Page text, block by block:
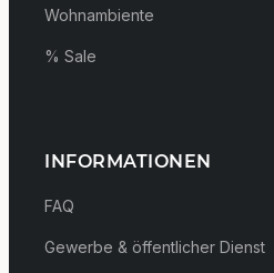
Wohnambiente
% Sale
INFORMATIONEN
FAQ
Gewerbe & öffentlicher Dienst